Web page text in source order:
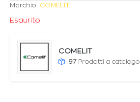
Marchio: COMELIT
Esaurito
COMELIT
97 Prodotti a catalogo